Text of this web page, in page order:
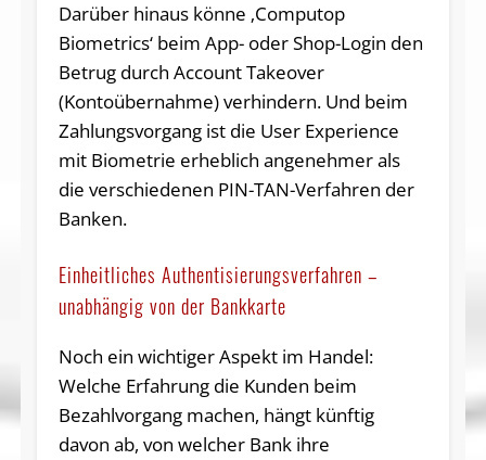
Darüber hinaus könne ‚Computop
Biometrics‘ beim App- oder Shop-Login den
Betrug durch Account Takeover
(Kontoübernahme) verhindern. Und beim
Zahlungsvorgang ist die User Experience
mit Biometrie erheblich angenehmer als
die verschiedenen PIN-TAN-Verfahren der
Banken.
Einheitliches Authentisierungsverfahren –
unabhängig von der Bankkarte
Noch ein wichtiger Aspekt im Handel:
Welche Erfahrung die Kunden beim
Bezahlvorgang machen, hängt künftig
davon ab, von welcher Bank ihre